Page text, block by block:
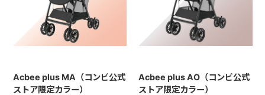
Acbee plus MA（コンビ公式
ストア限定カラー）
Acbee plus AO（コンビ公式
ストア限定カラー）